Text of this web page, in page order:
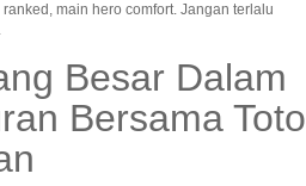
main hero comfort. Jangan terlalu
Besar Dalam
Bersama Toto